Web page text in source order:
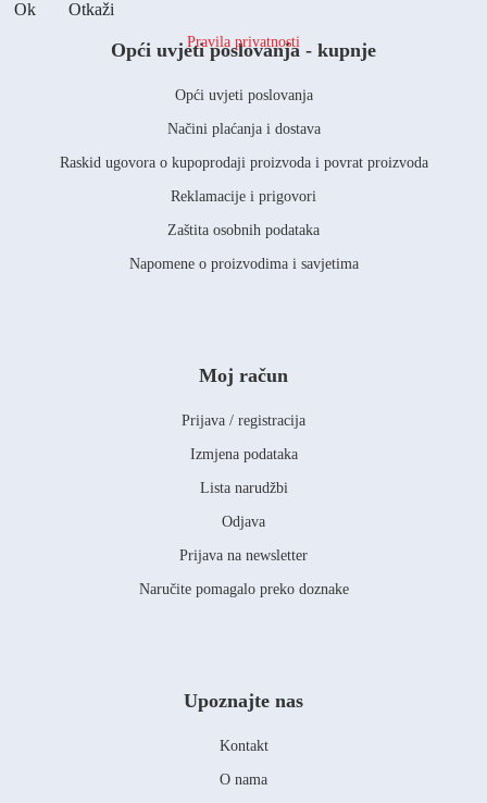
Opći uvjeti poslovanja - kupnje
Opći uvjeti poslovanja
Načini plaćanja i dostava
Raskid ugovora o kupoprodaji proizvoda i povrat proizvoda
Reklamacije i prigovori
Zaštita osobnih podataka
Napomene o proizvodima i savjetima
Moj račun
Prijava / registracija
Izmjena podataka
Lista narudžbi
Odjava
Prijava na newsletter
Naručite pomagalo preko doznake
Upoznajte nas
Kontakt
O nama
Ok Otkaži
Pravila privatnosti